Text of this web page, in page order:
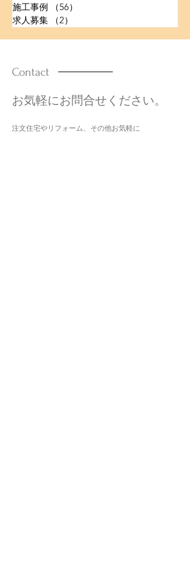
施工事例
（56）
求人募集
（2）
Contact
お気軽にお問合せください。
注文住宅やリフォーム、その他お気軽に